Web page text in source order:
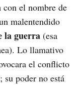
el nombre de
malentendido
la guerra (esa
Lo llamativo
el conflicto
poder no está